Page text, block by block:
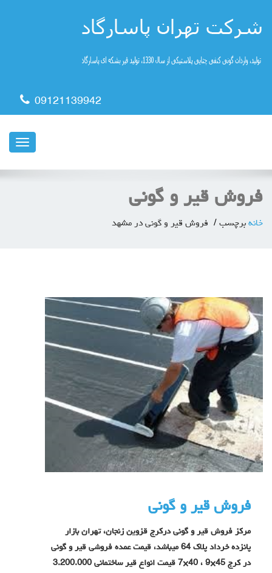
09121139942
ناوبری
فروش قیر و گونی
خانه برچسب فروش قیر و گونی در مشهد
فروش قیر و گونی
مرکز فروش قیر و گونی درکرج قزوین زنجان، تهران بازار
پانزده خرداد پلاک 64 میباشد، قیمت عمده فروشی قیر و گونی
در کرج 45×9 ، 40×7 قیمت انواع قیر ساختمانی 3.200.000